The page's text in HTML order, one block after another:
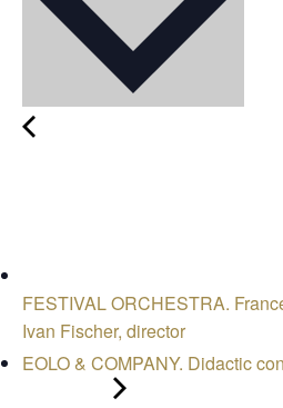
FESTIVAL ORCHESTRA.
Ivan Fischer, director
EOLO & COMPANY. Didactic